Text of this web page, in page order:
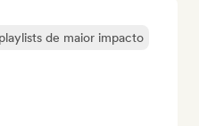
de maior impacto